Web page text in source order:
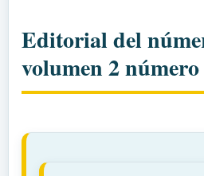
Editorial del
volumen 2 número